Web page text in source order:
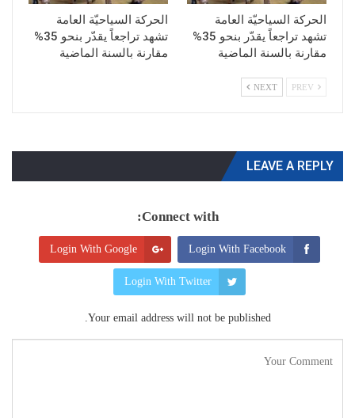
الحركة السياحيّة العامة
تشهد تراجعاً يقدّر بنحو 35%
مقارنة بالسنة الماضية
الحركة السياحيّة العامة
تشهد تراجعاً يقدّر بنحو 35%
مقارنة بالسنة الماضية
NEXT
LEAVE A REPLY
Connect with:
Login With Facebook
Login With Google
Login With Twitter
Your email address will not be published.